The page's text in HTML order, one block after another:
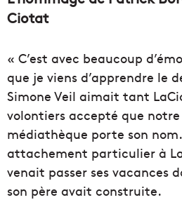
Ciotat
« C’est avec beaucoup
que je viens d’apprendre le
Simone Veil aimait tant
volontiers accepté que
médiathèque porte son nom.
attachement particulier à
venait passer ses vacances
son père avait construite.